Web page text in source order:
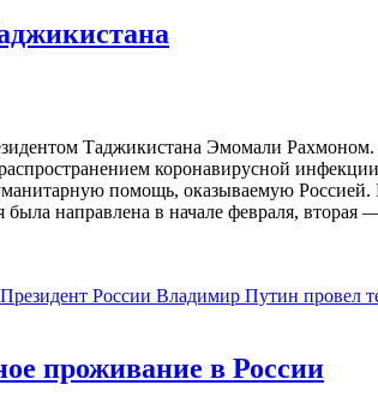
Таджикистана Эмомали
коронавирусной
помощь, оказываемую Россией.
направлена в начале февраля,
Президент России Владимир Путин провел
проживание в России